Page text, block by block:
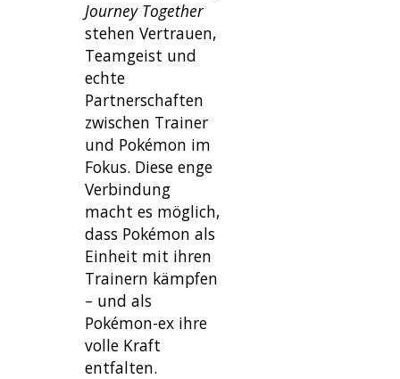
Journey Together
stehen Vertrauen,
Teamgeist und
echte
Partnerschaften
zwischen Trainer
und Pokémon im
Fokus. Diese enge
Verbindung
macht es möglich,
dass Pokémon als
Einheit mit ihren
Trainern kämpfen
– und als
Pokémon-ex ihre
volle Kraft
entfalten.